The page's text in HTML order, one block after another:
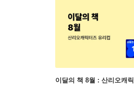
이달의 책 8월 : 산리오캐